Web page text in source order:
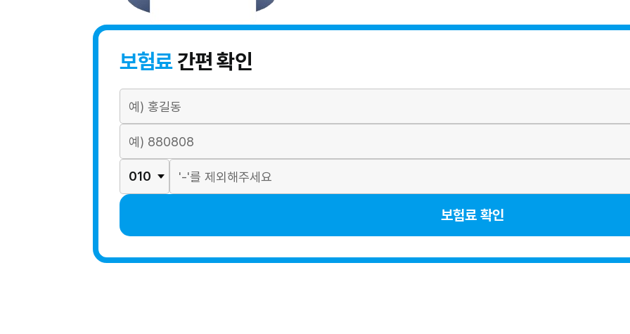
보험료간편 확인
보험료 확인